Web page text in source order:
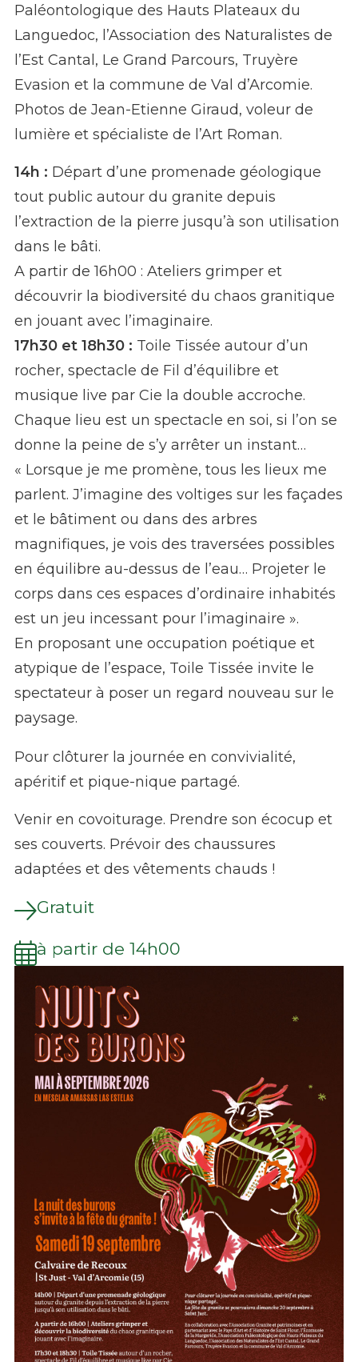
Paléontologique des Hauts Plateaux du
Languedoc, l’Association des Naturalistes de
l’Est Cantal, Le Grand Parcours, Truyère
Evasion et la commune de Val d’Arcomie.
Photos de Jean-Etienne Giraud, voleur de
lumière et spécialiste de l’Art Roman.
14h : Départ d’une promenade géologique
tout public autour du granite depuis
l’extraction de la pierre jusqu’à son utilisation
dans le bâti.
A partir de 16h00 : Ateliers grimper et
découvrir la biodiversité du chaos granitique
en jouant avec l’imaginaire.
17h30 et 18h30 : Toile Tissée autour d’un
rocher, spectacle de Fil d’équilibre et
musique live par Cie la double accroche.
Chaque lieu est un spectacle en soi, si l’on se
donne la peine de s’y arrêter un instant…
« Lorsque je me promène, tous les lieux me
parlent. J’imagine des voltiges sur les façades
et le bâtiment ou dans des arbres
magnifiques, je vois des traversées possibles
en équilibre au-dessus de l’eau… Projeter le
corps dans ces espaces d’ordinaire inhabités
est un jeu incessant pour l’imaginaire ».
En proposant une occupation poétique et
atypique de l’espace, Toile Tissée invite le
spectateur à poser un regard nouveau sur le
paysage.
Pour clôturer la journée en convivialité,
apéritif et pique-nique partagé.
Venir en covoiturage. Prendre son écocup et
ses couverts. Prévoir des chaussures
adaptées et des vêtements chauds !
Gratuit
à partir de 14h00